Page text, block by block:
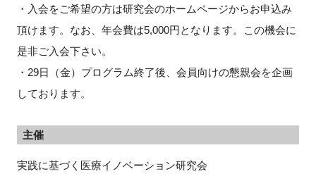
・入会をご希望の方は研究会のホームページからお申込み
頂けます。なお、年会費は5,000円となります。この機会に
是非ご入会下さい。
・29日（金）プログラム終了後、会員向けの懇親会を企画
しております。
主催
実践に基づく医療イノベーション研究会